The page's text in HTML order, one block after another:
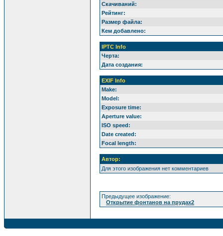
Скачиваний:
Рейтинг:
Размер файла:
Кем добавлено:
IPTC Info
Черта:
Дата создания:
EXIF Info
Make:
Model:
Exposure time:
Aperture value:
ISO speed:
Date created:
Focal length:
Автор:
Для этого изображения нет комментариев
Предыдущее изображение:
Открытие фонтанов на прудах2